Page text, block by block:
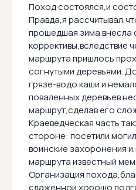
Поход состоялся,и
Правда,я
прошедшая зима внесла
коррективы,вследствие
маршрута пришлось
согнутыми деревьями.
грязе-водо каши и
поваленных деревьев
маршрут,сделав его
Краеведческая часть
стороне: посетили
воинские захоронения
маршрута известный
Организация